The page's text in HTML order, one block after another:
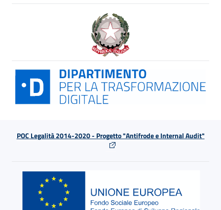
POC Legalità 2014-2020 - Progetto "Antifrode e Internal Audit"